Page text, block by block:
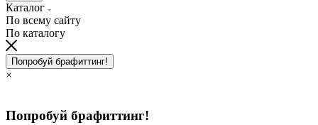
Каталог
По всему сайту
По каталогу
Попробуй брафиттинг!
×
Попробуй брафиттинг!